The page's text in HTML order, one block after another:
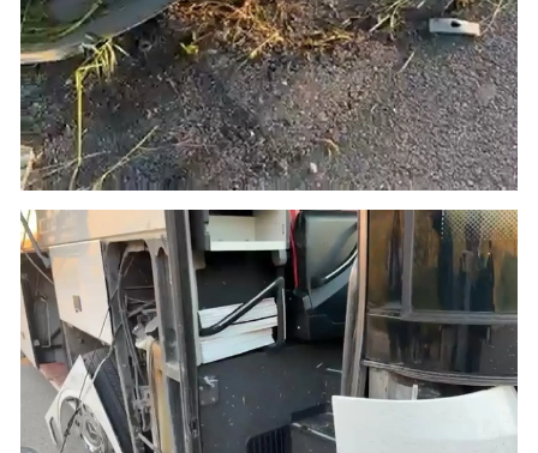
Yozgat
Zonguldak
Aksaray
Bayburt
Karaman
Kırıkkale
Batman
Şırnak